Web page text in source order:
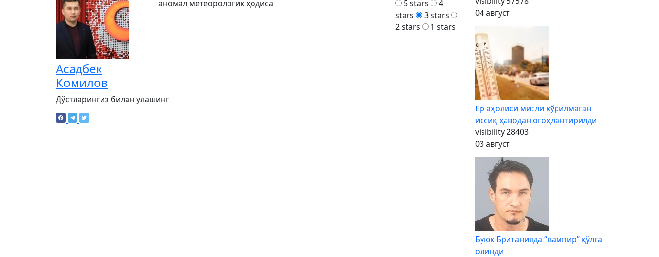
Асадбек
Комилов
аномал метеорологик ҳодиса
5 stars
4
stars
3 stars
2 stars
1 stars
Дўстларингиз билан улашинг
04 август
Ер аҳолиси мисли кўрилмаган
иссиқ ҳаводан огоҳлантирилди
visibility28403
03 август
Буюк Британияда “вампир” қўлга
олинди